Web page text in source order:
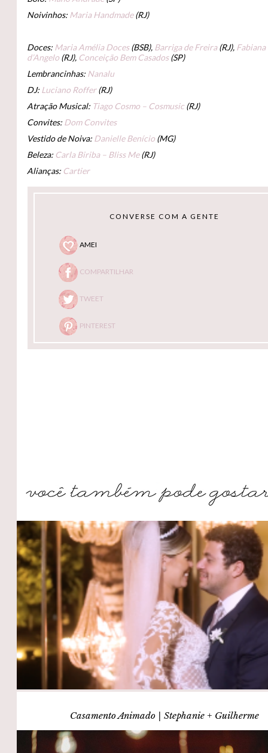
Noivinhos: Maria Handmade(RJ)
Doces: Maria Amélia Doces(BSB), Barriga de Freira(RJ), Fabiana
d’Angelo (RJ), Conceição Bem Casados(SP)
Lembrancinhas: Nanalu
DJ: Luciano Roffer(RJ)
Atração Musical: Tiago Cosmo – Cosmusic(RJ)
Convites: Dom Convites
Vestido de Noiva: Danielle Benício (MG)
Beleza: Carla Biriba – Bliss Me(RJ)
Alianças: Cartier
CONVERSE COM A GENTE
AMEI
COMPARTILHAR
TWEET
PINTEREST
Casamento Animado | Stephanie + Guilherme